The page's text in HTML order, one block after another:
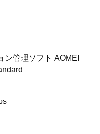
ン管理ソフト AOMEI